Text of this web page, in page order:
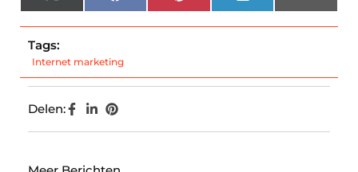
(Twitter)
Tags:
Internet marketing
Delen: